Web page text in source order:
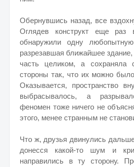
Обернувшись назад, все
Оглядев конструкт еще раз
обнаружили одну
разрезавшая ближайшее
часть целиком, а сохраняла
стороны так, что их можно
Оказывается, пространство
выбрасывалось, а
феномен тоже ничего не
этого, менее странным не
Что ж, друзья двинулись
донесся какой-то шум и
направились в ту сторону.